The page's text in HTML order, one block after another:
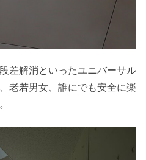
差解消といったユニバーサル
老若男女、誰にでも安全に楽